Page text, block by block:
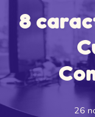
8
26